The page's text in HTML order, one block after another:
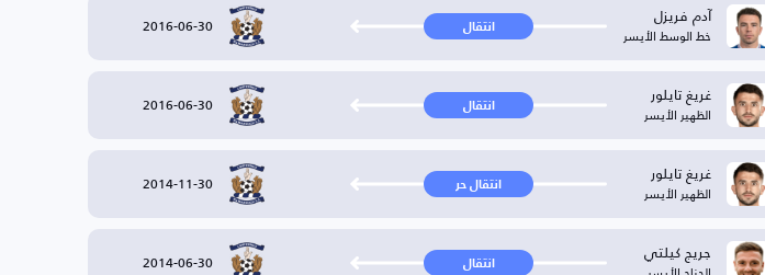
آدم فريزل
خط الوسط الأيسر انتقال 2016-06-30
غريغ تايلور
الظهير الأيسر انتقال 2016-06-30
غريغ تايلور
الظهير الأيسر انتقال حر 2014-11-30
جريج كيلتي انتقال 2014-06-30